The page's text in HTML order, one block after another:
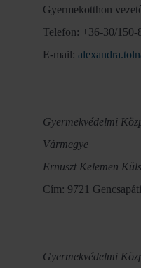
Gyermekotthon
Telefon: +36-30/150-
E-mail:
Gyermekvédelmi
Vármegye
Ernuszt Kelemen
Cím: 9721
Gyermekvédelmi